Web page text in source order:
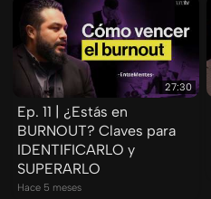
27:30
Ep. 11 | ¿Estás en
BURNOUT? Claves para
IDENTIFICARLO y
SUPERARLO
Hace 5 meses